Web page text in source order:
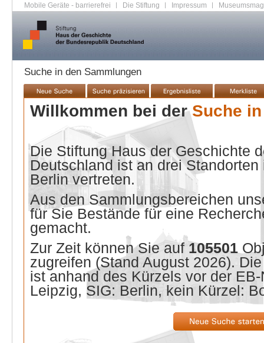
Mobile Geräte - barrierefrei | Die Stiftung | Impressum |
Suche in den Sammlungen
Willkommen bei derSuche
Die Stiftung Haus der Geschichte
Deutschland ist an drei
Berlin vertreten.
Aus den Sammlungsbereichen
für Sie Bestände für eine
gemacht.
Zur Zeit können Sie auf 105501
zugreifen (Stand August 2026).
ist anhand des Kürzels vor der
Leipzig, SIG: Berlin, kein Kürzel: